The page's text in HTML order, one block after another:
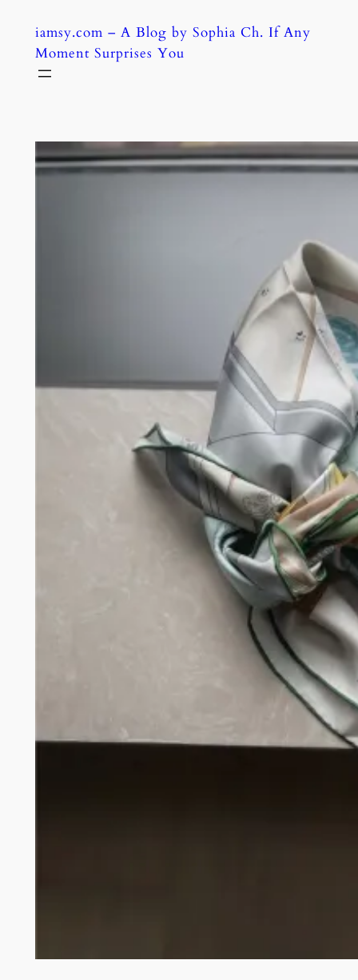
content
iamsy.com – A Blog by Sophia Ch. If Any
Moment Surprises You